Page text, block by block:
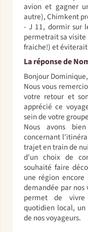
avion et gagner
autre), Chimkent
- J 11, dormir sur
permetrait sa
fraiche!) et
La réponse de
Bonjour Dominique,
Nous vous
votre retour et
apprécié ce
sein de votre
Nous avons
concernant
trajet en train de
d'un choix de
souhaité faire
une région
demandée par
permet de
quotidien local, un
de nos voyageurs.